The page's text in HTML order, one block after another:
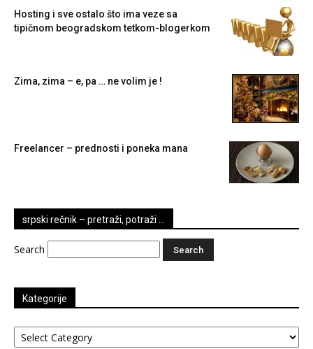
Hosting i sve ostalo što ima veze sa
tipičnom beogradskom tetkom-blogerkom
Zima, zima – e, pa … ne volim je !
Freelancer – prednosti i poneka mana
srpski rečnik – pretraži, potraži …
Search
Kategorije
Kategorije